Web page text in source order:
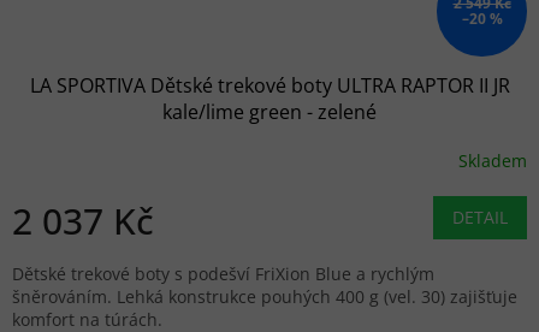
–20 %
LA SPORTIVA Dětské trekové boty ULTRA RAPTOR II JR
kale/lime green - zelené
Skladem
2 037 Kč DETAIL
Dětské trekové boty s podešví FriXion Blue a rychlým
šněrováním. Lehká konstrukce pouhých 400 g (vel. 30) zajišťuje
komfort na túrách.